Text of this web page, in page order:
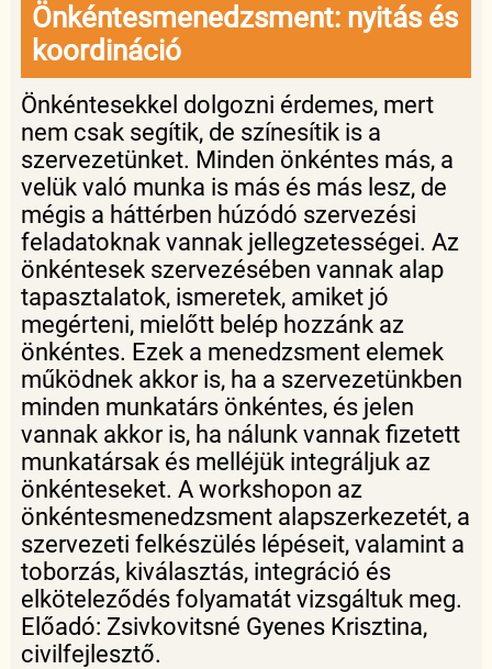
Önkéntesmenedzsment: nyitás és
koordináció
Önkéntesekkel dolgozni érdemes, mert
nem csak segítik, de színesítik is a
szervezetünket. Minden önkéntes más, a
velük való munka is más és más lesz, de
mégis a háttérben húzódó szervezési
feladatoknak vannak jellegzetességei. Az
önkéntesek szervezésében vannak alap
tapasztalatok, ismeretek, amiket jó
megérteni, mielőtt belép hozzánk az
önkéntes. Ezek a menedzsment elemek
működnek akkor is, ha a szervezetünkben
minden munkatárs önkéntes, és jelen
vannak akkor is, ha nálunk vannak fizetett
munkatársak és melléjük integráljuk az
önkénteseket. A workshopon az
önkéntesmenedzsment alapszerkezetét, a
szervezeti felkészülés lépéseit, valamint a
toborzás, kiválasztás, integráció és
elköteleződés folyamatát vizsgáltuk meg.
Előadó: Zsivkovitsné Gyenes Krisztina,
civilfejlesztő.